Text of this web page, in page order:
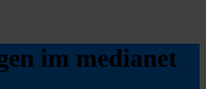
im medianet